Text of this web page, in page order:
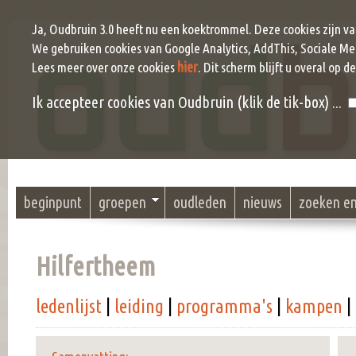
beginpunt groepen oudleden nieuws zoeken
Hilfertheem
ledenlijst leiding programma's kampen
Ja, Oudbruin 3.0 heeft nu een koektrommel. Deze cookies zijn
We gebruiken cookies van Google Analytics, AddThis, Sociale
Lees meer over onze cookies hier. Dit scherm blijft u overal op
Ik accepteer cookies van Oudbruin (klik de tik-box) ...